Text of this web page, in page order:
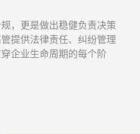
，更是做出稳健负责决策
提供法律责任、纠纷管理
企业生命周期的每个阶